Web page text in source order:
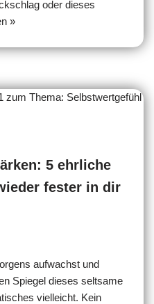
oder dieses
»
5 ehrliche
fester in dir
aufwachst und
Spiegel dieses seltsame
vielleicht. Kein